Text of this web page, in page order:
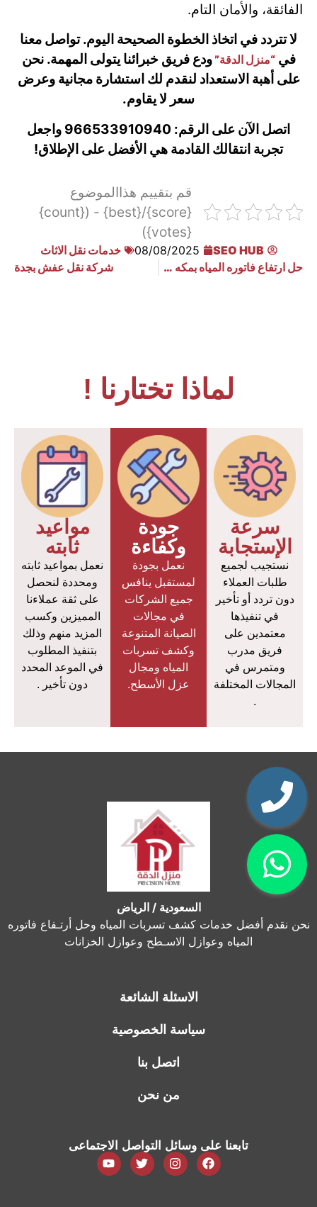
الفائقة، والأمان التام.
لا تتردد في اتخاذ الخطوة الصحيحة اليوم. تواصل معنا
في“منزل الدقة”ودع فريق خبرائنا يتولى المهمة. نحن
على أهبة الاستعداد لنقدم لك استشارة مجانية وعرض
سعر لا يقاوم.
اتصل الآن على الرقم: 966533910940 واجعل
تجربة انتقالك القادمة هي الأفضل على الإطلاق!
قم بتقييم هذاالموضوع
{score}/{best} - ({count}
{votes})
SEO HUB
08/08/2025
خدمات نقل الاثاث
حل ارتفاع فاتوره المياه بمكه 0533910940
شركة نقل عفش بجدة
لماذا تختارنا !
سرعة
الإستجابة
نستجيب لجميع
طلبات العملاء
دون تردد أو تأخير
في تنفيذها
معتمدين على
فريق مدرب
ومتمرس في
المجالات المختلفة
.
جودة
وكفاءة
نعمل بجودة
لمستقبل ينافس
جميع الشركات
في مجالات
الصيانة المتنوعة
وكشف تسربات
المياه ومجال
عزل الأسطح.
مواعيد
ثابته
نعمل بمواعيد ثابته
ومحددة لنحصل
على ثقة عملاءنا
المميزين وكسب
المزيد منهم وذلك
بتنفيذ المطلوب
في الموعد المحدد
دون تأخير .
السعودية / الرياض
نحن نقدم أفضل خدمات كشف تسربات المياه وحل أرتـفاع فاتوره
المياه وعوازل الاسـطح وعوازل الخزانات
الاسئلة الشائعة
سياسة الخصوصية
اتصل بنا
من نحن
تابعنا على وسائل التواصل الاجتماعى